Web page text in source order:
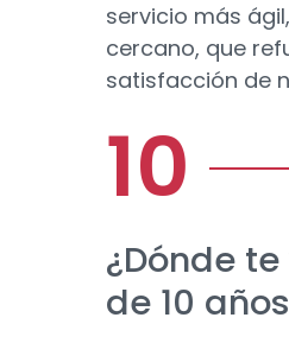
servicio más
cercano, que
satisfacción de
¿Dónde
de 10